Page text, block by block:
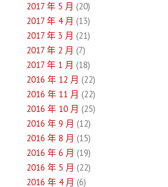
2017 年 5 月 (20)
2017 年 4 月 (13)
2017 年 3 月 (21)
2017 年 2 月 (7)
2017 年 1 月 (18)
2016 年 12 月 (22)
2016 年 11 月 (22)
2016 年 10 月 (25)
2016 年 9 月 (12)
2016 年 8 月 (15)
2016 年 6 月 (19)
2016 年 5 月 (22)
2016 年 4 月 (6)